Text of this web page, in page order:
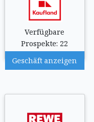
Verfügbare
Prospekte: 22
Geschäft anzeigen